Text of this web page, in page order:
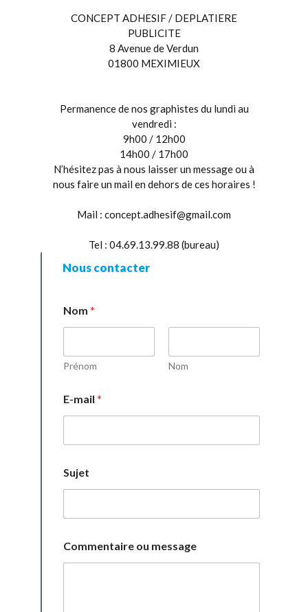
CONCEPT ADHESIF / DEPLATIERE
PUBLICITE
8 Avenue de Verdun
01800 MEXIMIEUX
Permanence de nos graphistes du lundi au
vendredi :
9h00 / 12h00
14h00 / 17h00
N’hésitez pas à nous laisser un message ou à
nous faire un mail en dehors de ces horaires !
Mail : concept.adhesif@gmail.com
Tel : 04.69.13.99.88 (bureau)
Nous contacter
Nom *
Prénom Nom
E-mail *
C
o
m
n
t
a
Sujet
Commentaire ou message